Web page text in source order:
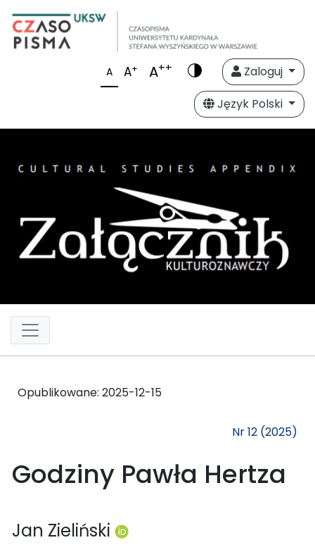
A A+ A++
Zaloguj
Język Polski
Opublikowane: 2025-12-15
Nr 12 (2025)
Godziny Pawła Hertza
Jan Zieliński